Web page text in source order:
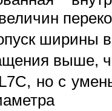
ширины
выше,
но с